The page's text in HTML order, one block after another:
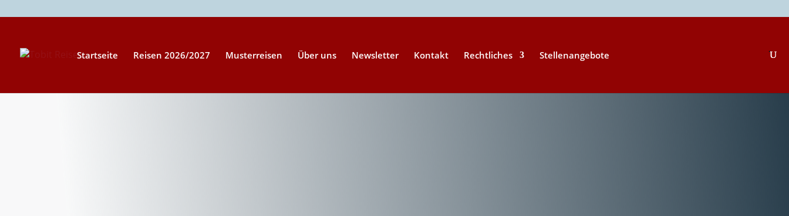
Startseite Reisen 2026/2027 Musterreisen Über uns Newsletter Kontakt Rechtliches Stellenangebote